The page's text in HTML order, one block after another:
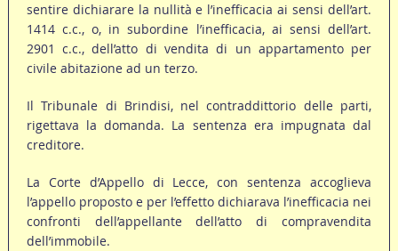
sentire dichiarare la nullità e l’inefficacia ai sensi dell’art.
1414 c.c., o, in subordine l’inefficacia, ai sensi dell’art.
2901 c.c., dell’atto di vendita di un appartamento per
civile abitazione ad un terzo.
Il Tribunale di Brindisi, nel contraddittorio delle parti,
rigettava la domanda. La sentenza era impugnata dal
creditore.
La Corte d’Appello di Lecce, con sentenza accoglieva
l’appello proposto e per l’effetto dichiarava l’inefficacia nei
confronti dell’appellante dell’atto di compravendita
dell’immobile.